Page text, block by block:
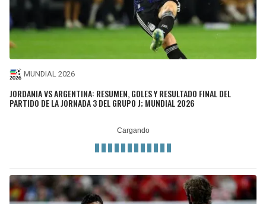
MUNDIAL 2026
JORDANIA VS ARGENTINA: RESUMEN, GOLES Y RESULTADO FINAL DEL
PARTIDO DE LA JORNADA 3 DEL GRUPO J; MUNDIAL 2026